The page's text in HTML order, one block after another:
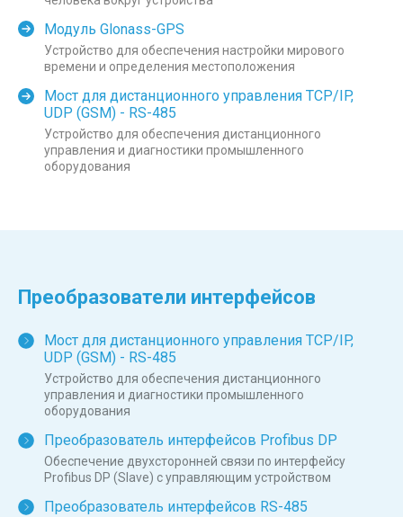
Модуль Glonass-GPS
Устройство для обеспечения настройки мирового
времени и определения местоположения
Мост для дистанционного управления TCP/IP,
UDP (GSM) - RS-485
Устройство для обеспечения дистанционного
управления и диагностики промышленного
оборудования
Преобразователи интерфейсов
Мост для дистанционного управления TCP/IP,
UDP (GSM) - RS-485
Устройство для обеспечения дистанционного
управления и диагностики промышленного
оборудования
Преобразователь интерфейсов Profibus DP
Обеспечение двухсторонней связи по интерфейсу
Profibus DP (Slave) с управляющим устройством
Преобразователь интерфейсов RS-485